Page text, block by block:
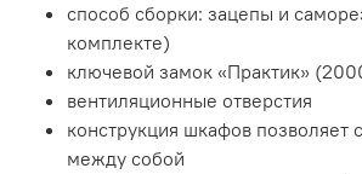
способ сборки: зацепы и
комплекте)
ключевой замок «Практик»
вентиляционные отверстия
конструкция шкафов позволяет
между собой